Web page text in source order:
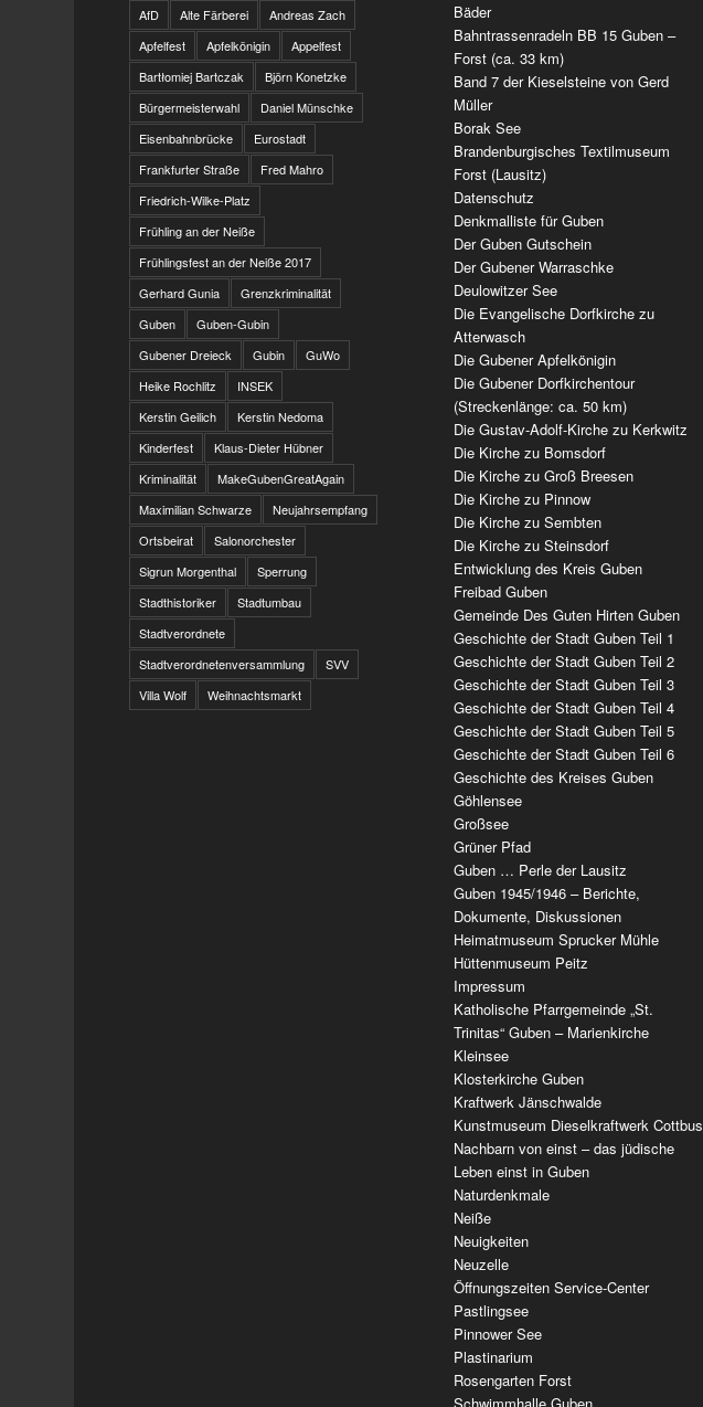
AfD
Alte Färberei
Andreas Zach
Apfelfest
Apfelkönigin
Appelfest
Bartłomiej Bartczak
Björn Konetzke
Bürgermeisterwahl
Daniel Münschke
Eisenbahnbrücke
Eurostadt
Frankfurter Straße
Fred Mahro
Friedrich-Wilke-Platz
Frühling an der Neiße
Frühlingsfest an der Neiße 2017
Gerhard Gunia
Grenzkriminalität
Guben
Guben-Gubin
Gubener Dreieck
Gubin
GuWo
Heike Rochlitz
INSEK
Kerstin Geilich
Kerstin Nedoma
Kinderfest
Klaus-Dieter Hübner
Kriminalität
MakeGubenGreatAgain
Maximilian Schwarze
Neujahrsempfang
Ortsbeirat
Salonorchester
Sigrun Morgenthal
Sperrung
Stadthistoriker
Stadtumbau
Stadtverordnete
Stadtverordnetenversammlung
SVV
Villa Wolf
Weihnachtsmarkt
Bäder
Bahntrassenradeln BB 15 Guben –
Forst (ca. 33 km)
Band 7 der Kieselsteine von Gerd
Müller
Borak See
Brandenburgisches Textilmuseum
Forst (Lausitz)
Datenschutz
Denkmalliste für Guben
Der Guben Gutschein
Der Gubener Warraschke
Deulowitzer See
Die Evangelische Dorfkirche zu
Atterwasch
Die Gubener Apfelkönigin
Die Gubener Dorfkirchentour
(Streckenlänge: ca. 50 km)
Die Gustav-Adolf-Kirche zu Kerkwitz
Die Kirche zu Bomsdorf
Die Kirche zu Groß Breesen
Die Kirche zu Pinnow
Die Kirche zu Sembten
Die Kirche zu Steinsdorf
Entwicklung des Kreis Guben
Freibad Guben
Gemeinde Des Guten Hirten Guben
Geschichte der Stadt Guben Teil 1
Geschichte der Stadt Guben Teil 2
Geschichte der Stadt Guben Teil 3
Geschichte der Stadt Guben Teil 4
Geschichte der Stadt Guben Teil 5
Geschichte der Stadt Guben Teil 6
Geschichte des Kreises Guben
Göhlensee
Großsee
Grüner Pfad
Guben … Perle der Lausitz
Guben 1945/1946 – Berichte,
Dokumente, Diskussionen
Heimatmuseum Sprucker Mühle
Hüttenmuseum Peitz
Impressum
Katholische Pfarrgemeinde „St.
Trinitas“ Guben – Marienkirche
Kleinsee
Klosterkirche Guben
Kraftwerk Jänschwalde
Kunstmuseum Dieselkraftwerk Cottbus
Nachbarn von einst – das jüdische
Leben einst in Guben
Naturdenkmale
Neiße
Neuigkeiten
Neuzelle
Öffnungszeiten Service-Center
Pastlingsee
Pinnower See
Plastinarium
Rosengarten Forst